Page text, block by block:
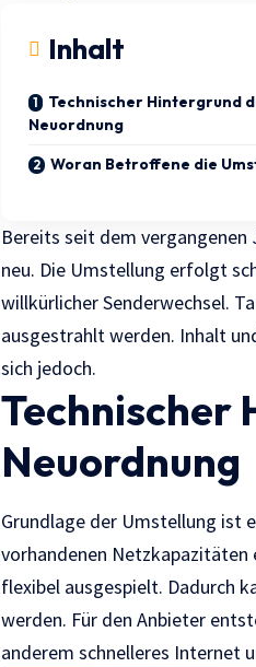
Inhalt
Technischer Hintergrund
Neuordnung
Woran Betroffene die
Bereits seit dem
neu. Die Umstellung erfolgt
willkürlicher Senderwechsel.
ausgestrahlt werden. Inhalt
sich jedoch.
Technischer
Neuordnung
Grundlage der Umstellung ist
vorhandenen
flexibel ausgespielt. Dadurch
werden. Für den Anbieter
anderem schnelleres Internet